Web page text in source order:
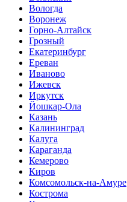
Вологда
Воронеж
Горно-Алтайск
Грозный
Екатеринбург
Ереван
Иваново
Ижевск
Иркутск
Йошкар-Ола
Казань
Калининград
Калуга
Караганда
Кемерово
Киров
Комсомольск-на-Амуре
Кострома